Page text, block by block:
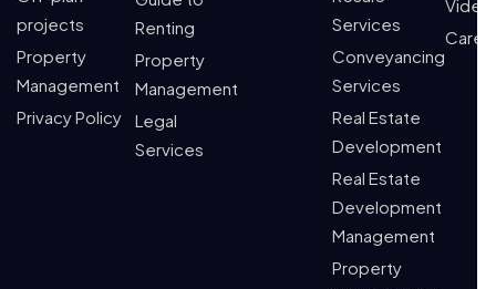
projects
Property
Management
Privacy Policy
Renting
Property
Management
Legal
Services
Services
Conveyancing
Services
Real Estate
Development
Real Estate
Development
Management
Property